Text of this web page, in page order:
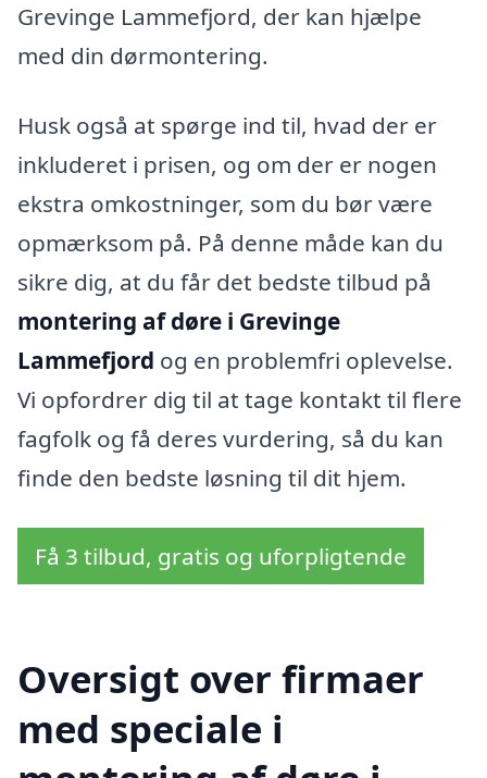
Grevinge Lammefjord, der kan hjælpe
med din dørmontering.
Husk også at spørge ind til, hvad der er
inkluderet i prisen, og om der er nogen
ekstra omkostninger, som du bør være
opmærksom på. På denne måde kan du
sikre dig, at du får det bedste tilbud på
montering af døre i Grevinge
Lammefjord og en problemfri oplevelse.
Vi opfordrer dig til at tage kontakt til flere
fagfolk og få deres vurdering, så du kan
finde den bedste løsning til dit hjem.
Få 3 tilbud, gratis og uforpligtende
Oversigt over firmaer
med speciale i